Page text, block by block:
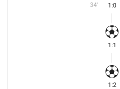
34' 1:0
1:1
1:2